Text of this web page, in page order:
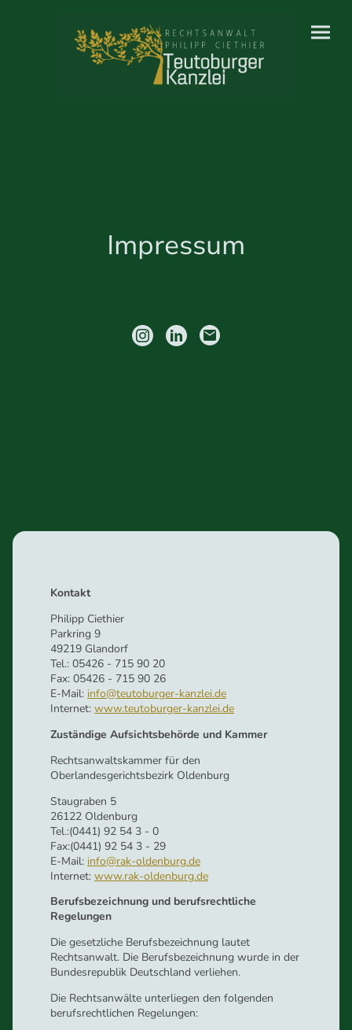
Impressum
Kontakt
Philipp Ciethier
Parkring 9
49219 Glandorf
Tel.: 05426 - 715 90 20
Fax: 05426 - 715 90 26
E-Mail: info@teutoburger-kanzlei.de
Internet: www.teutoburger-kanzlei.de
Zuständige Aufsichtsbehörde und Kammer
Rechtsanwaltskammer für den
Oberlandesgerichtsbezirk Oldenburg
Staugraben 5
26122 Oldenburg
Tel.:(0441) 92 54 3 - 0
Fax:(0441) 92 54 3 - 29
E-Mail: info@rak-oldenburg.de
Internet: www.rak-oldenburg.de
Berufsbezeichnung und berufsrechtliche
Regelungen
Die gesetzliche Berufsbezeichnung lautet
Rechtsanwalt. Die Berufsbezeichnung wurde in der
Bundesrepublik Deutschland verliehen.
Die Rechtsanwälte unterliegen den folgenden
berufsrechtlichen Regelungen: